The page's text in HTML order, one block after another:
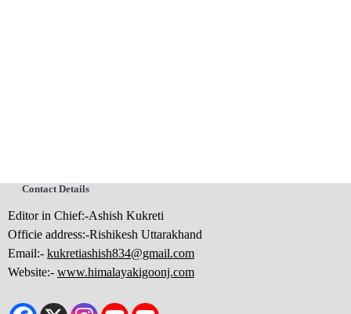
Contact Details
Editor in Chief:-Ashish Kukreti
Officie address:-Rishikesh Uttarakhand
Email:- kukretiashish834@gmail.com
Website:- www.himalayakigoonj.com